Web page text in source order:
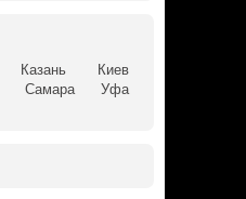
Казань
Киев
Самара
Уфа